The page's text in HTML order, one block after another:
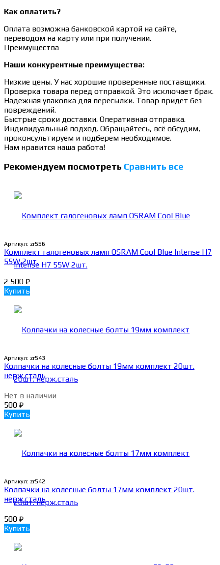
Как оплатить?
Оплата возможна банковской картой на сайте,
переводом на карту или при получении.
Преимущества
Наши конкурентные преимущества:
Низкие цены. У нас хорошие проверенные поставщики.
Проверка товара перед отправкой. Это исключает брак.
Надежная упаковка для пересылки. Товар придет без
повреждений.
Быстрые сроки доставки. Оперативная отправка.
Индивидуальный подход. Обращайтесь, всё обсудим,
проконсультируем и подберем необходимое.
Нам нравится наша работа!
Рекомендуем посмотреть Сравнить все
Артикул: zr556
Комплект галогеновых ламп OSRAM Cool Blue Intense H7
55W 2шт.
2 500 ₽
Купить
Артикул: zr543
Колпачки на колесные болты 19мм комплект 20шт.
нерж.сталь
Нет в наличии
500 ₽
Купить
Артикул: zr542
Колпачки на колесные болты 17мм комплект 20шт.
нерж.сталь
500 ₽
Купить